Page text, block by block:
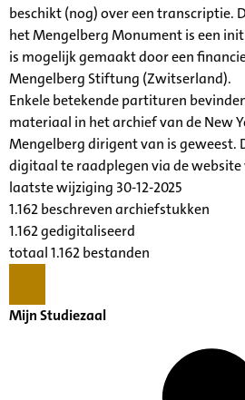
beschikt (nog) over een transcriptie.
het Mengelberg Monument is een
is mogelijk gemaakt door een
Mengelberg Stiftung (Zwitserland).
Enkele betekende partituren
materiaal in het archief van de New
Mengelberg dirigent van is geweest.
digitaal te raadplegen via de
laatste wijziging 30-12-2025
1.162 beschreven archiefstukken
1.162 gedigitaliseerd
totaal 1.162 bestanden
Mijn Studiezaal